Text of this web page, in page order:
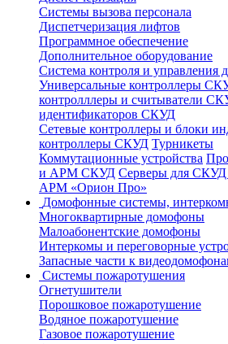
Системы вызова персонала
Диспетчеризация лифтов
Программное обеспечение
Дополнительное оборудование
Система контроля и управления
Универсальные контроллеры
контролллеры и считыватели
идентификаторов СКУД
Сетевые контроллеры и блоки
контроллеры СКУД Турникеты
Коммутационные устройства
и АРМ СКУД Серверы для СКУД
АРМ «Орион Про»
Домофонные системы,
Многоквартирные домофоны
Малоабонентские домофоны
Интеркомы и переговорные
Запасные части к
Системы пожаротушения
Огнетушители
Порошковое пожаротушение
Водяное пожаротушение
Газовое пожаротушение